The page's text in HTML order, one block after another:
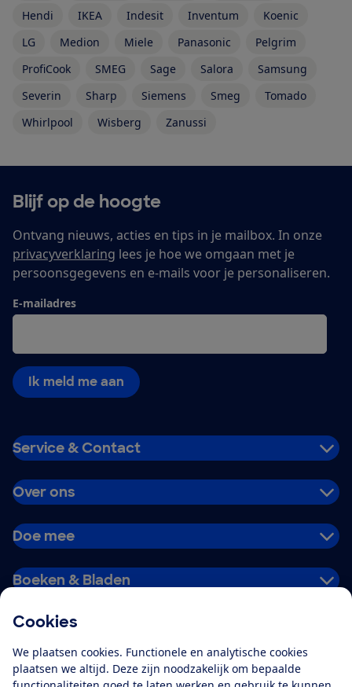
Cookies
We plaatsen cookies. Functionele en analytische cookies
plaatsen we altijd. Deze zijn noodzakelijk om bepaalde
Hendi
IKEA Indesit Inventum
Koenic
LG
Medion Miele Panasonic
Pelgrim
ProfiCook
SMEG Sage Salora
Samsung
Severin
Sharp Siemens Smeg
Tomado
Whirlpool
Wisberg Zanussi
Blijf op de hoogte
Ontvang nieuws, acties en tips in je mailbox. In onze
privacyverklaring lees je hoe we omgaan met je
persoonsgegevens en e-mails voor je personaliseren.
E-mailadres
Ik meld me aan
Service & Contact
Over ons
Doe mee
Boeken & Bladen